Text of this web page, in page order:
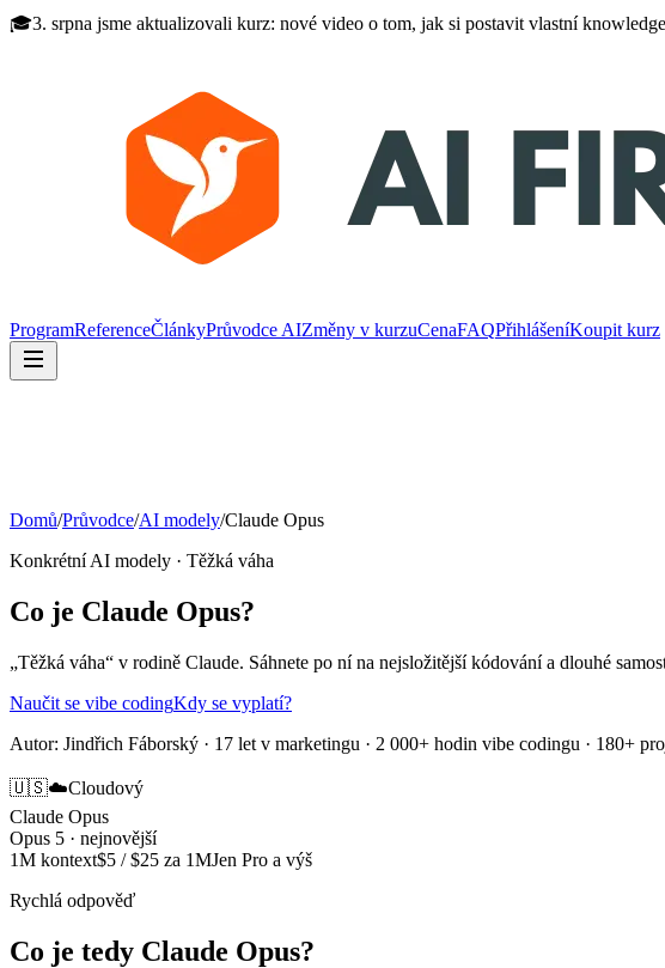
🎓3. srpna jsme aktualizovali kurz: nové video o tom, jak si postavit vlastní
ProgramReferenceČlánkyPrůvodce AIZměny v kurzuCenaFAQPřihlášeníKoupit kurz
Domů/Průvodce/AI modely/Claude Opus
Konkrétní AI modely · Těžká váha
Co je Claude Opus?
„Těžká váha“ v rodině Claude. Sáhnete po ní na nejsložitější kódování a dlouhé
Naučit se vibe codingKdy se vyplatí?
Autor: Jindřich Fáborský · 17 let v marketingu · 2 000+ hodin vibe codingu · 180+
🇺🇸☁️Cloudový
Claude Opus
Opus 5 · nejnovější
1M kontext$5 / $25 za 1MJen Pro a výš
Rychlá odpověď
Co je tedy Claude Opus?